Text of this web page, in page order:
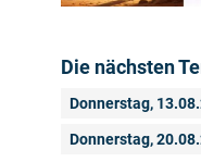
Die nächsten
Donnerstag,
Donnerstag,